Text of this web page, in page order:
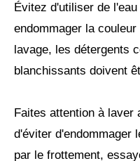
Évitez d'utiliser de
endommager la
lavage, les détergents
blanchissants doivent
Faites attention à laver
d'éviter d'endommager
par le frottement,